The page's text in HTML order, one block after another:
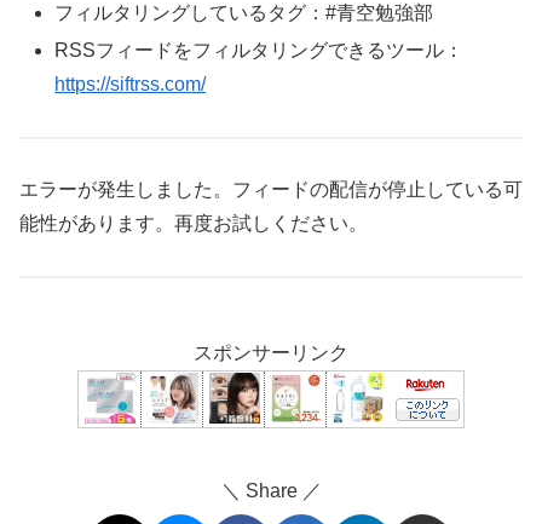
フィルタリングしているタグ：#青空勉強部
RSSフィードをフィルタリングできるツール：
https://siftrss.com/
エラーが発生しました。フィードの配信が停止している可
能性があります。再度お試しください。
スポンサーリンク
＼ Share ／